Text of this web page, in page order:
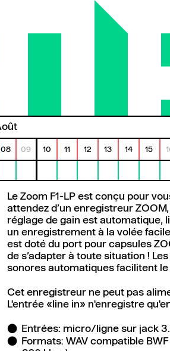
août
08 09 10 11 12 13 14 15
Le Zoom F1-LP est conçu pour
attendez d’un enregistreur
réglage de gain est automatique,
un enregistrement à la volée
est doté du port pour capsules
de s’adapter à toute situation !
sonores automatiques facilitent
Cet enregistreur ne peut pas
L'entrée «line in» n'enregistre
Entrées: micro/ligne sur jack
Formats: WAV compatible